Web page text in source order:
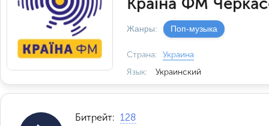
Країна ФМ
Жанры: Поп-музыка
Страна:
Украина
Язык:
Украинский
Битрейт: 128